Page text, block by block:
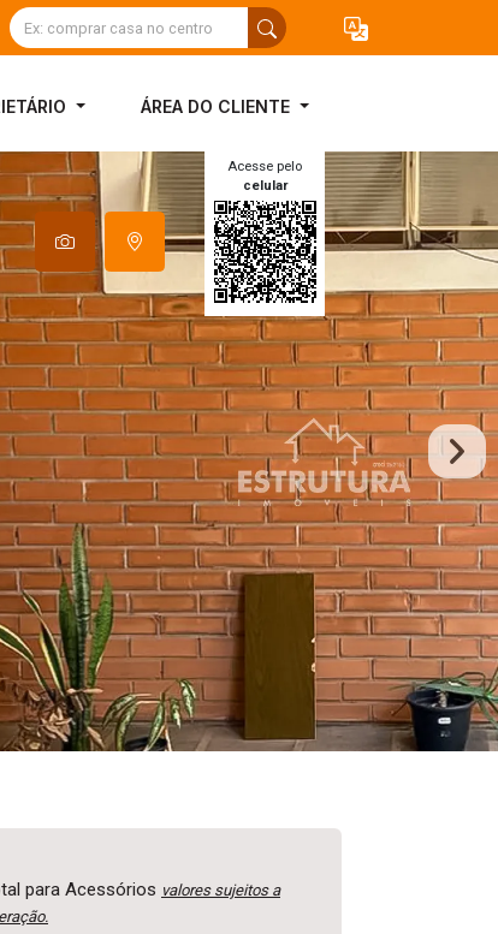
ÁREA DO CLIENTE
Acesse pelo
celular
para Acessórios valores sujeitos a